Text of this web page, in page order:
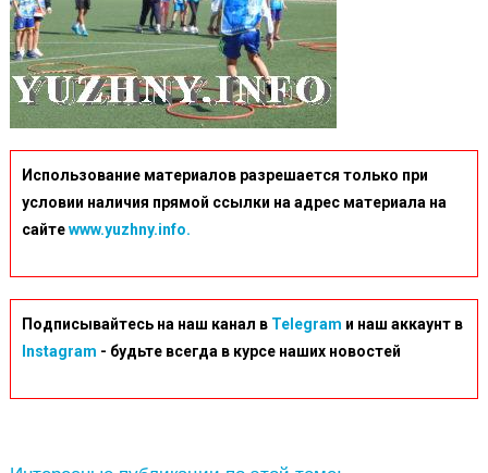
Использование материалов разрешается только при
условии наличия прямой ссылки на адрес материала на
сайтеwww.yuzhny.info.
Подписывайтесь на наш канал в Telegram и наш аккаунт в
Instagram - будьте всегда в курсе наших новостей